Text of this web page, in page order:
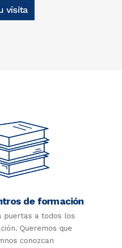
visita
de formación
puertas a todos los
Queremos que
conozcan